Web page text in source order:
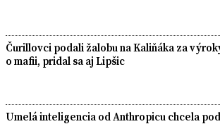
Čurillovci podali žalobu na Kaliňáka za
o mafii, pridal sa aj Lipšic
Umelá inteligencia od Anthropicu chcela pod